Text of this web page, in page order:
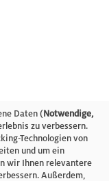
Daten (Notwendige,
zu verbessern.
Technologien von
und um ein
wir Ihnen relevantere
Außerdem,